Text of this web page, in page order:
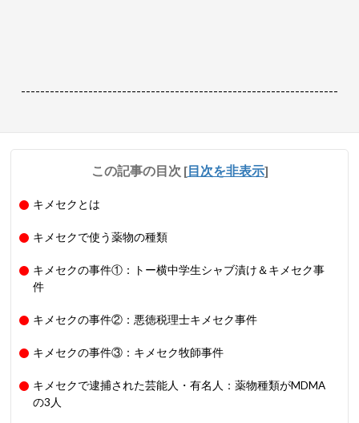
------------------------------------------------------------------
この記事の目次 [目次を非表示]
キメセクとは
キメセクで使う薬物の種類
キメセクの事件①：トー横中学生シャブ漬け＆キメセク事
件
キメセクの事件②：悪徳税理士キメセク事件
キメセクの事件③：キメセク牧師事件
キメセクで逮捕された芸能人・有名人：薬物種類がMDMA
の3人